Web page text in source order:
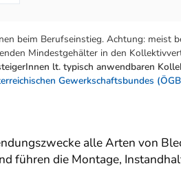
beim Berufseinstieg. Achtung: meist
Mindestgehälter in den
lt. typisch anwendbaren
Gewerkschaftsbundes
alle Arten von
führen die Montage,